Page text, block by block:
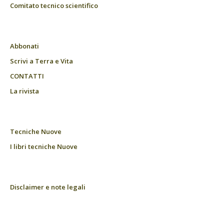
Comitato tecnico scientifico
Abbonati
Scrivi a Terra e Vita
CONTATTI
La rivista
Tecniche Nuove
I libri tecniche Nuove
Disclaimer e note legali